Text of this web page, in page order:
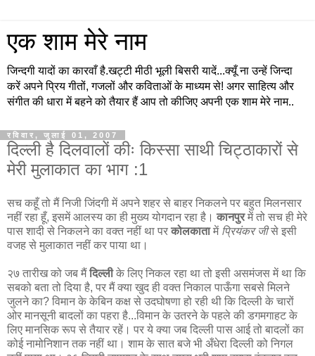
एक शाम मेरे नाम
जिन्दगी यादों का कारवाँ है.खट्टी मीठी भूली बिसरी यादें...क्यूँ ना उन्हें जिन्दा
करें अपने प्रिय गीतों, गजलों और कविताओं के माध्यम से! अगर साहित्य और
संगीत की धारा में बहने को तैयार हैं आप तो कीजिए अपनी एक शाम मेरे नाम..
रविवार, जुलाई 01, 2007
दिल्ली है दिलवालों कीः किस्सा साथी चिट्ठाकारों से
मेरी मुलाकात का भाग :1
सच कहूँ तो मैं निजी जिंदगी में अपने शहर से बाहर निकलने पर बहुत मिलनसार
नहीं रहा हूँ, इसमें आलस्य का ही मुख्य योगदान रहा है।कानपुरमें तो सच ही मेरे
पास शादी से निकलने का वक्त नहीं था परकोलकातामें प्रियंकर जीसे इसी
वजह से मुलाकात नहीं कर पाया था।
२७ तारीख को जब मैंदिल्लीके लिए निकल रहा था तो इसी असमंजस में था कि
सबको बता तो दिया है, पर मैं क्या खुद ही वक्त निकाल पाऊँगा सबसे मिलने
जुलने का? विमान के केबिन कक्ष से उदघोषणा हो रही थी कि दिल्ली के चारों
ओर मानसूनी बादलों का पहरा है...विमान के उतरने के पहले की डगमगाहट के
लिए मानसिक रूप से तैयार रहें। पर ये क्या जब दिल्ली पास आई तो बादलों का
कोई नामोनिशान तक नहीं था। शाम के सात बजे भी अँधेरा दिल्ली को निगल